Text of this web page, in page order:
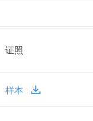
证照
样本